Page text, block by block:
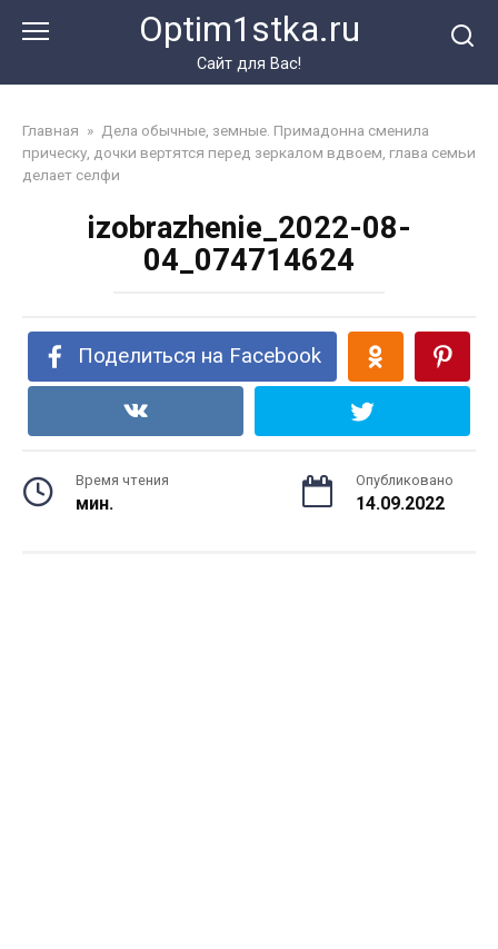
Optim1stka.ru
Сайт для Вас!
Главная » Дела обычные, земные. Примадонна сменила
прическу, дочки вертятся перед зеркалом вдвоем, глава семьи
делает селфи
izobrazhenie_2022-08-
04_074714624
Поделиться на Facebook
Время чтения
мин.
Опубликовано
14.09.2022